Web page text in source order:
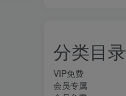
分类目录
VIP免费
会员专属